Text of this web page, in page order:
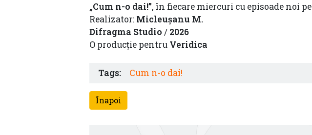
„Cum n-o dai!”, în fiecare miercuri cu episoade noi pe
Realizator: Micleușanu M.
Difragma Studio / 2026
O producție pentru Veridica
Tags: Cum n-o dai!
Înapoi